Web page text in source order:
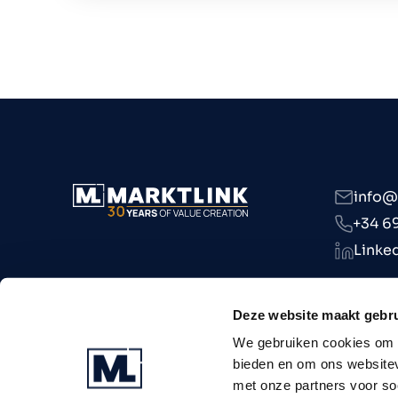
Deze website maakt
We gebruiken cookies
bieden en om ons
met onze partners voor
+34